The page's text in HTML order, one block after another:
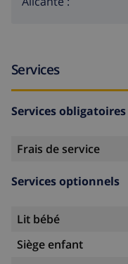
Services
Services obligatoires
Frais de service
Services optionnels
Lit bébé
Siège enfant